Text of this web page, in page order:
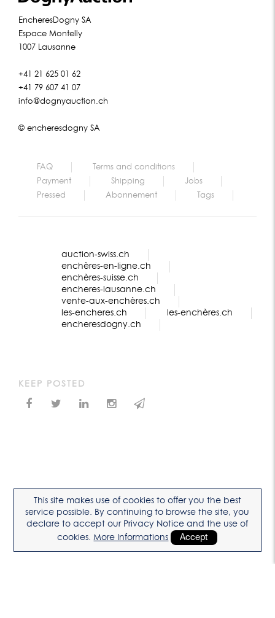
EncheresDogny SA
Espace Montelly
1007 Lausanne
+41 21 625 01 62
+41 79 607 41 07
info@dognyauction.ch
© encheresdogny SA
FAQ
Terms and conditions
Payment
Shipping
Jobs
Pressed
Abonnement Tags
auction-swiss.ch
enchères-en-ligne.ch
enchères-suisse.ch
encheres-lausanne.ch
vente-aux-enchères.ch
les-encheres.ch
les-enchères.ch
encheresdogny.ch
KEEP POSTED
This site makes use of cookies to offer you the best
service possible. By continuing to browse the site, you
declare to accept our Privacy Notice and the use of
cookies.More Informations Accept